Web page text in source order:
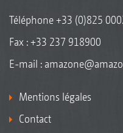
Téléphone+33 (0)825
Fax : +33 237 918900
E-mail :
Mentions légales
Contact